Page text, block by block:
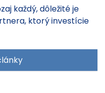
každý, dôležité je
ktorý investície